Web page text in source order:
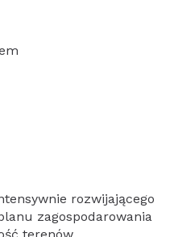
rozwijającego
zagospodarowania